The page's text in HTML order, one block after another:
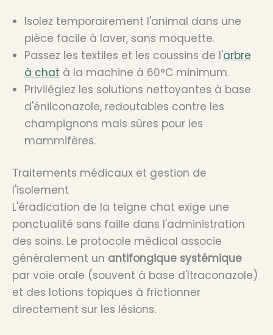
Isolez temporairement l'animal dans une
pièce facile à laver, sans moquette.
Passez les textiles et les coussins de l'arbre
à chat à la machine à 60°C minimum.
Privilégiez les solutions nettoyantes à base
d'énilconazole, redoutables contre les
champignons mais sûres pour les
mammifères.
Traitements médicaux et gestion de
l'isolement
L'éradication de la teigne chat exige une
ponctualité sans faille dans l'administration
des soins. Le protocole médical associe
généralement un antifongique systémique
par voie orale (souvent à base d'Itraconazole)
et des lotions topiques à frictionner
directement sur les lésions.